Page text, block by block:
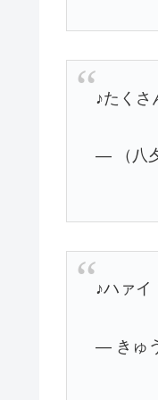
♪たくさ
— （八
♪ハァイ
— きゅ